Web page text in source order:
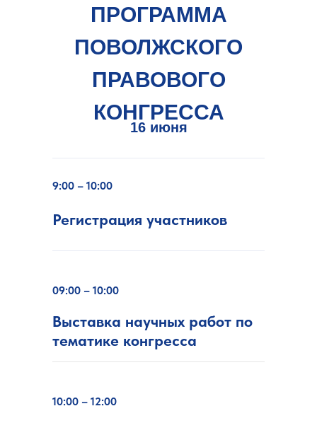
ПРОГРАММА
ПОВОЛЖСКОГО
ПРАВОВОГО
КОНГРЕССА
16 июня
9:00 – 10:00
Регистрация участников
09:00 – 10:00
Выставка научных работ по
тематике конгресса
10:00 – 12:00